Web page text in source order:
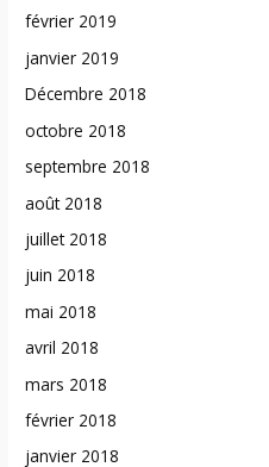
février 2019
janvier 2019
Décembre 2018
octobre 2018
septembre 2018
août 2018
juillet 2018
juin 2018
mai 2018
avril 2018
mars 2018
février 2018
janvier 2018